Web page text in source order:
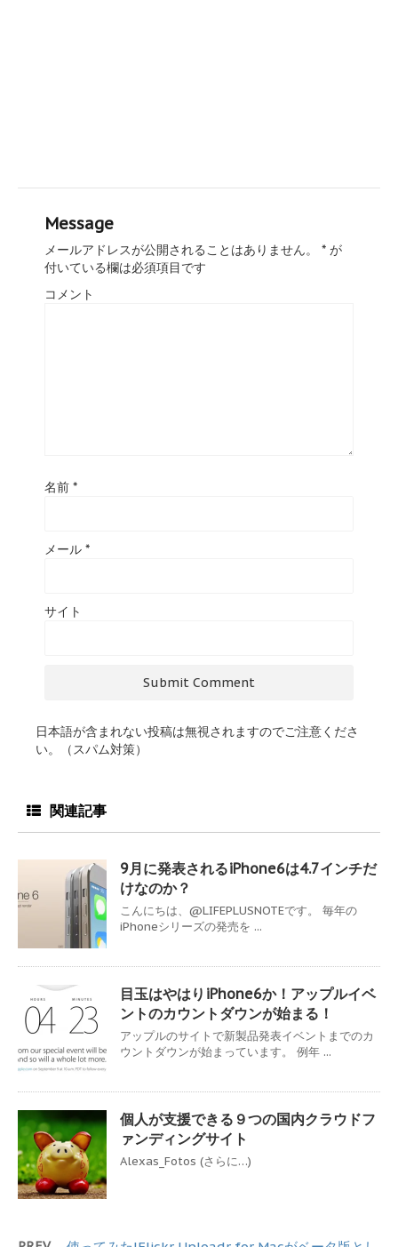
Message
メールアドレスが公開されることはありません。 * が
付いている欄は必須項目です
コメント
名前 *
メール *
サイト
日本語が含まれない投稿は無視されますのでご注意くださ
い。（スパム対策）
関連記事
9月に発表されるiPhone6は4.7インチだ
けなのか？
こんにちは、@LIFEPLUSNOTEです。 毎年の
iPhoneシリーズの発売を ...
目玉はやはりiPhone6か！アップルイベ
ントのカウントダウンが始まる！
アップルのサイトで新製品発表イベントまでのカ
ウントダウンが始まっています。 例年 ...
個人が支援できる９つの国内クラウドフ
ァンディングサイト
Alexas_Fotos (さらに…)